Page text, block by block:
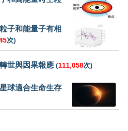
子和能量子有相
次)
世與因果報應 (111,058次)
球適合生命生存